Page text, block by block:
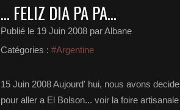
... FELIZ DIA PA PA...
Publié le 19 Juin 2008 par Albane
Catégories : #Argentine
15 Juin 2008 Aujourd' hui, nous avons
pour aller a El Bolson... voir la foire